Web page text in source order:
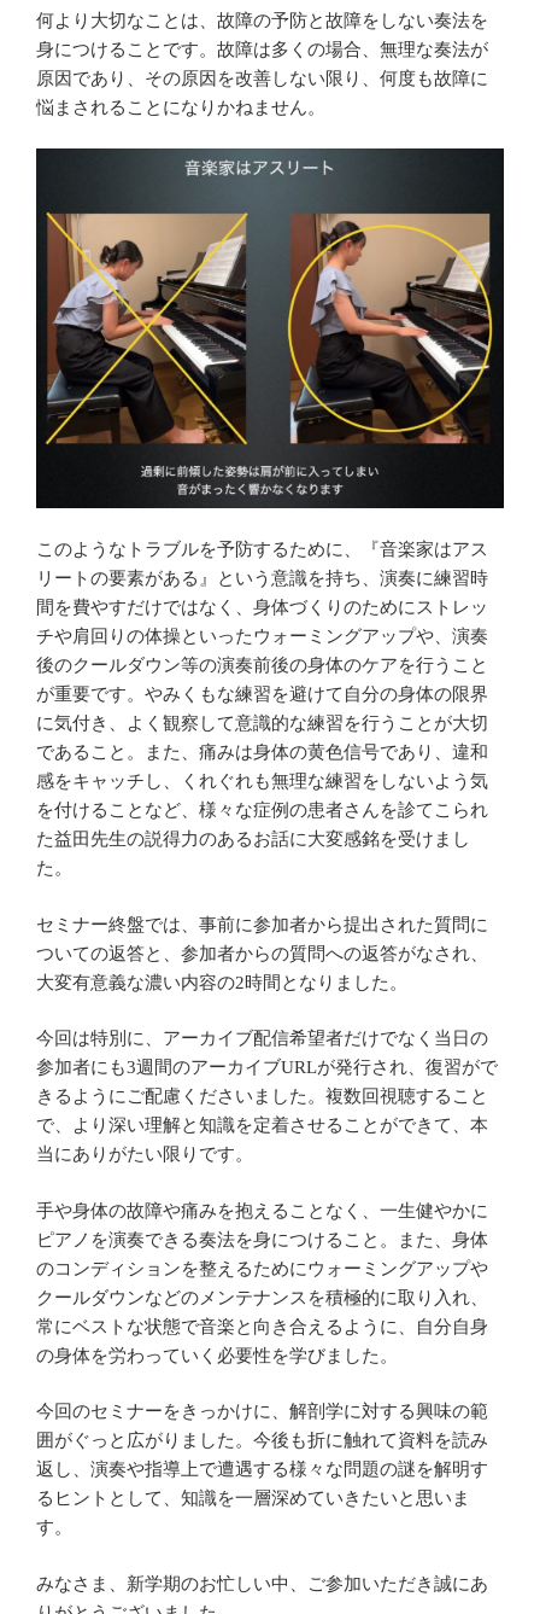
何より大切なことは、故障の予防と故障をしない奏法を
身につけることです。故障は多くの場合、無理な奏法が
原因であり、その原因を改善しない限り、何度も故障に
悩まされることになりかねません。
このようなトラブルを予防するために、『音楽家はアス
リートの要素がある』という意識を持ち、演奏に練習時
間を費やすだけではなく、身体づくりのためにストレッ
チや肩回りの体操といったウォーミングアップや、演奏
後のクールダウン等の演奏前後の身体のケアを行うこと
が重要です。やみくもな練習を避けて自分の身体の限界
に気付き、よく観察して意識的な練習を行うことが大切
であること。また、痛みは身体の黄色信号であり、違和
感をキャッチし、くれぐれも無理な練習をしないよう気
を付けることなど、様々な症例の患者さんを診てこられ
た益田先生の説得力のあるお話に大変感銘を受けまし
た。
セミナー終盤では、事前に参加者から提出された質問に
ついての返答と、参加者からの質問への返答がなされ、
大変有意義な濃い内容の2時間となりました。
今回は特別に、アーカイブ配信希望者だけでなく当日の
参加者にも3週間のアーカイブURLが発行され、復習がで
きるようにご配慮くださいました。複数回視聴すること
で、より深い理解と知識を定着させることができて、本
当にありがたい限りです。
手や身体の故障や痛みを抱えることなく、一生健やかに
ピアノを演奏できる奏法を身につけること。また、身体
のコンディションを整えるためにウォーミングアップや
クールダウンなどのメンテナンスを積極的に取り入れ、
常にベストな状態で音楽と向き合えるように、自分自身
の身体を労わっていく必要性を学びました。
今回のセミナーをきっかけに、解剖学に対する興味の範
囲がぐっと広がりました。今後も折に触れて資料を読み
返し、演奏や指導上で遭遇する様々な問題の謎を解明す
るヒントとして、知識を一層深めていきたいと思いま
す。
みなさま、新学期のお忙しい中、ご参加いただき誠にあ